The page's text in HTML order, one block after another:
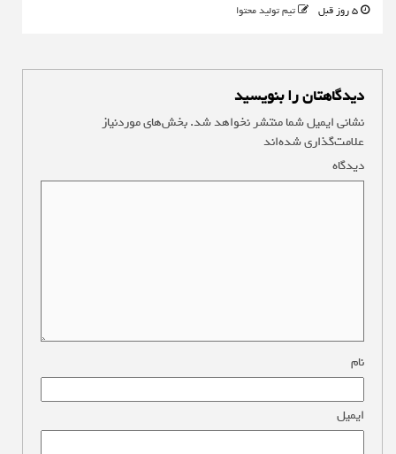
تیم تولید محتوا
دیدگاهتان را بنویسید
نشانی ایمیل شما منتشر نخواهد شد.بخش‌های موردنیاز
علامت‌گذاری شده‌اند
دیدگاه
نام
ایمیل